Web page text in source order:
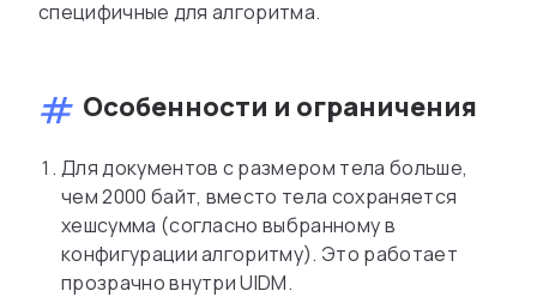
специфичные для алгоритма.
Особенности и ограничения
Для документов с размером тела больше,
чем 2000 байт, вместо тела сохраняется
хешсумма (согласно выбранному в
конфигурации алгоритму). Это работает
прозрачно внутри UIDM.